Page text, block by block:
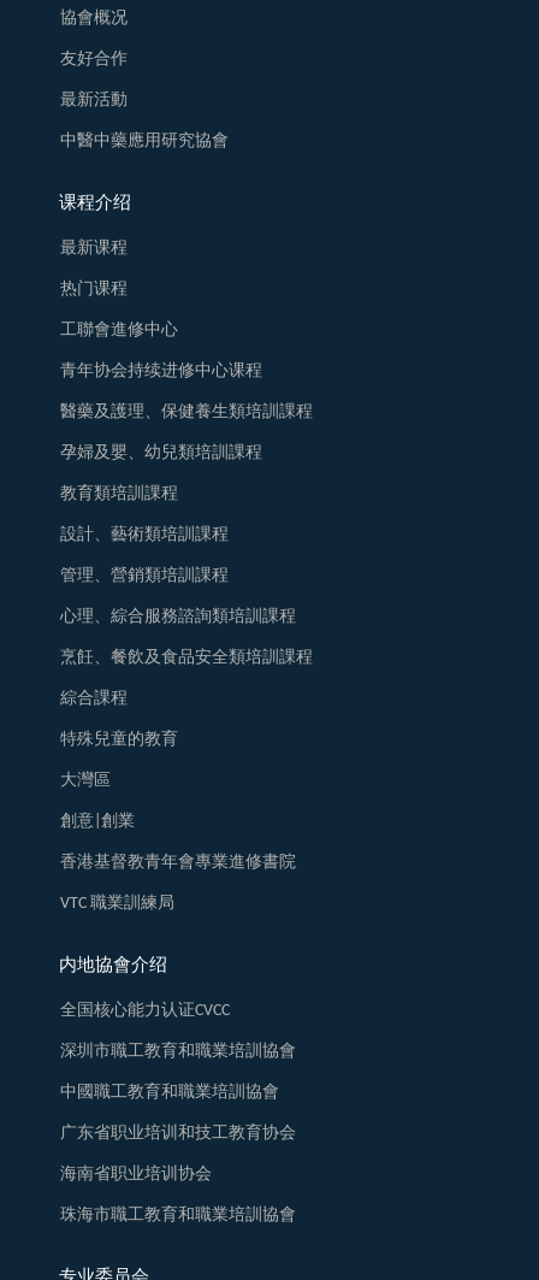
協會概况
友好合作
最新活動
中醫中藥應用研究協會
课程介绍
最新课程
热门课程
工聯會進修中心
青年协会持续进修中心课程
醫藥及護理、保健養生類培訓課程
孕婦及嬰、幼兒類培訓課程
教育類培訓課程
設計、藝術類培訓課程
管理、營銷類培訓課程
心理、綜合服務諮詢類培訓課程
烹飪、餐飲及食品安全類培訓課程
綜合課程
特殊兒童的教育
大灣區
創意|創業
香港基督教青年會專業進修書院
VTC 職業訓練局
内地協會介绍
全国核心能力认证CVCC
深圳市職工教育和職業培訓協會
中國職工教育和職業培訓協會
广东省职业培训和技工教育协会
海南省职业培训协会
珠海市職工教育和職業培訓協會